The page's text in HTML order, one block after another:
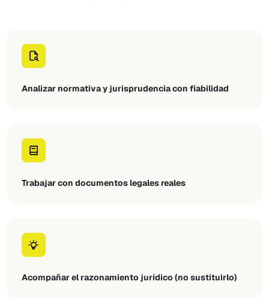
Analizar normativa y jurisprudencia con fiabilidad
Trabajar con documentos legales reales
Acompañar el razonamiento jurídico (no sustituirlo)